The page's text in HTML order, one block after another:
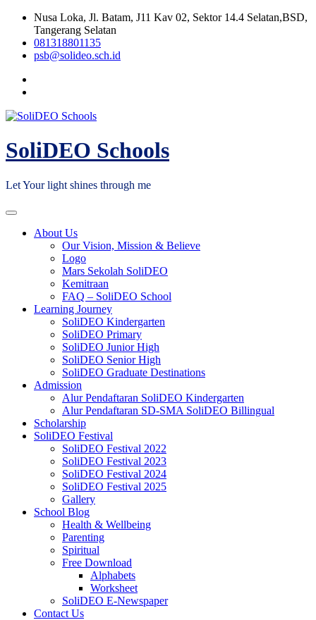
Skip
content
Nusa Loka, Jl. Batam, J11 Kav 02, Sektor 14.4 Selatan,BSD,
Tangerang Selatan
081318801135
psb@solideo.sch.id
SoliDEO Schools
Let Your light shines through me
About Us
Our Vision, Mission & Believe
Logo
Mars Sekolah SoliDEO
Kemitraan
FAQ – SoliDEO School
Learning Journey
SoliDEO Kindergarten
SoliDEO Primary
SoliDEO Junior High
SoliDEO Senior High
SoliDEO Graduate Destinations
Admission
Alur Pendaftaran SoliDEO Kindergarten
Alur Pendaftaran SD-SMA SoliDEO Billingual
Scholarship
SoliDEO Festival
SoliDEO Festival 2022
SoliDEO Festival 2023
SoliDEO Festival 2024
SoliDEO Festival 2025
Gallery
School Blog
Health & Wellbeing
Parenting
Spiritual
Free Download
Alphabets
Worksheet
SoliDEO E-Newspaper
Contact Us